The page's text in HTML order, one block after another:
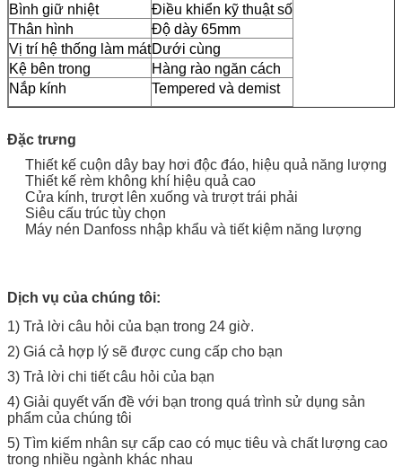
Bình giữ nhiệt
Điều khiển kỹ thuật số
Thân hình
Độ dày 65mm
Vị trí hệ thống làm mátDưới cùng
Kệ bên trong
Hàng rào ngăn cách
Nắp kính
Tempered và demist
Đặc trưng
Thiết kế cuộn dây bay hơi độc đáo, hiệu quả năng lượng
Thiết kế rèm không khí hiệu quả cao
Cửa kính, trượt lên xuống và trượt trái phải
Siêu cấu trúc tùy chọn
Máy nén Danfoss nhập khẩu và tiết kiệm năng lượng
Dịch vụ của chúng tôi:
1) Trả lời câu hỏi của bạn trong 24 giờ.
2) Giá cả hợp lý sẽ được cung cấp cho bạn
3) Trả lời chi tiết câu hỏi của bạn
4) Giải quyết vấn đề với bạn trong quá trình sử dụng sản
phẩm của chúng tôi
5) Tìm kiếm nhân sự cấp cao có mục tiêu và chất lượng cao
trong nhiều ngành khác nhau